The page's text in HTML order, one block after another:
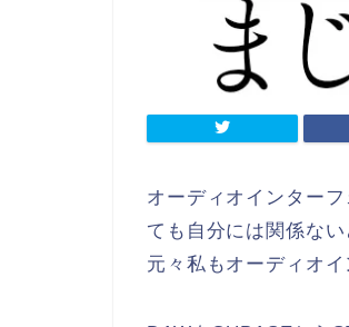
オーディオインター
ても自分には関係な
元々私もオーディオ